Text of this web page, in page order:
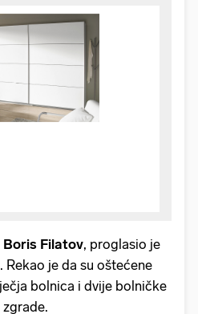
Boris Filatov, proglasio je
je da su oštećene
bolnica i dvije bolničke